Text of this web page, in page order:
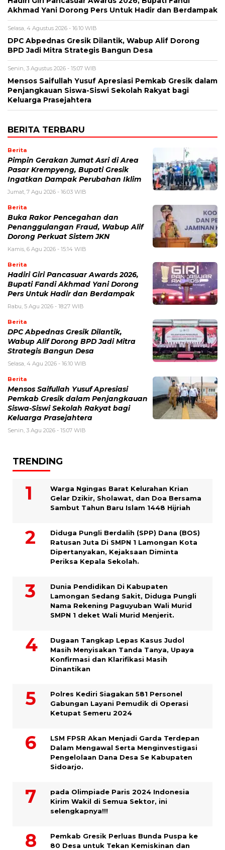
Akhmad Yani Dorong Pers Untuk Hadir dan Berdampak
Selasa, 4 Agustus 2026 - 16:10 WIB
DPC Abpednas Gresik Dilantik, Wabup Alif Dorong
BPD Jadi Mitra Strategis Bangun Desa
Senin, 3 Agustus 2026 - 15:07 WIB
Mensos Saifullah Yusuf Apresiasi Pemkab Gresik dalam
Penjangkauan Siswa-Siswi Sekolah Rakyat bagi
Keluarga Prasejahtera
BERITA TERBARU
Berita
Pimpin Gerakan Jumat Asri di Area
Pasar Krempyeng, Bupati Gresik
Ingatkan Dampak Perubahan Iklim
Jumat, 7 Agu 2026 - 16:03 WIB
Berita
Buka Rakor Pencegahan dan
Penanggulangan Fraud, Wabup Alif
Dorong Perkuat Sistem JKN
Kamis, 6 Agu 2026 - 15:14 WIB
Berita
Hadiri Giri Pancasuar Awards 2026,
Bupati Fandi Akhmad Yani Dorong
Pers Untuk Hadir dan Berdampak
Rabu, 5 Agu 2026 - 18:27 WIB
Berita
DPC Abpednas Gresik Dilantik,
Wabup Alif Dorong BPD Jadi Mitra
Strategis Bangun Desa
Selasa, 4 Agu 2026 - 16:10 WIB
Berita
Mensos Saifullah Yusuf Apresiasi
Pemkab Gresik dalam Penjangkauan
Siswa-Siswi Sekolah Rakyat bagi
Keluarga Prasejahtera
Senin, 3 Agu 2026 - 15:07 WIB
TRENDING
Warga Ngingas Barat Kelurahan Krian
Gelar Dzikir, Sholawat, dan Doa Bersama
Sambut Tahun Baru Islam 1448 Hijriah
Diduga Pungli Berdalih (SPP) Dana (BOS)
Ratusan Juta Di SMPN 1 Lamongan Kota
Dipertanyakan, Kejaksaan Diminta
Periksa Kepala Sekolah.
Dunia Pendidikan Di Kabupaten
Lamongan Sedang Sakit, Diduga Pungli
Nama Rekening Paguyuban Wali Murid
SMPN 1 deket Wali Murid Menjerit.
Dugaan Tangkap Lepas Kasus Judol
Masih Menyisakan Tanda Tanya, Upaya
Konfirmasi dan Klarifikasi Masih
Dinantikan
Polres Kediri Siagakan 581 Personel
Gabungan Layani Pemudik di Operasi
Ketupat Semeru 2024
LSM FPSR Akan Menjadi Garda Terdepan
Dalam Mengawal Serta Menginvestigasi
Pengelolaan Dana Desa Se Kabupaten
Sidoarjo.
pada Olimpiade Paris 2024 Indonesia
Kirim Wakil di Semua Sektor, ini
selengkapnya!!!
Pemkab Gresik Perluas Bunda Puspa ke
80 Desa untuk Tekan Kemiskinan dan